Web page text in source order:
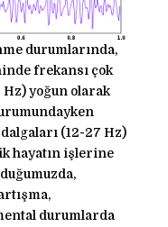
durumlarında,
frekansı çok
Hz) yoğun olarak
(12-27 Hz)
hayatın işlerine
durumlarda